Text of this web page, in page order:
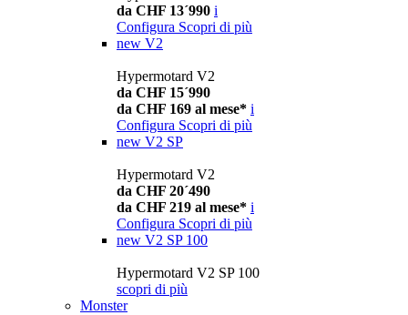
da CHF 13´990 i
Configura Scopri di più
new V2
Hypermotard V2
da CHF 15´990
da CHF 169 al mese* i
Configura Scopri di più
new V2 SP
Hypermotard V2
da CHF 20´490
da CHF 219 al mese* i
Configura Scopri di più
new V2 SP 100
Hypermotard V2 SP 100
scopri di più
Monster